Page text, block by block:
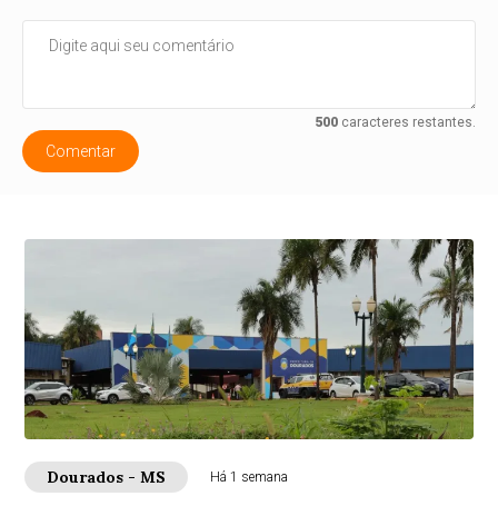
500caracteres restantes.
Comentar
Dourados - MS Há 1 semana